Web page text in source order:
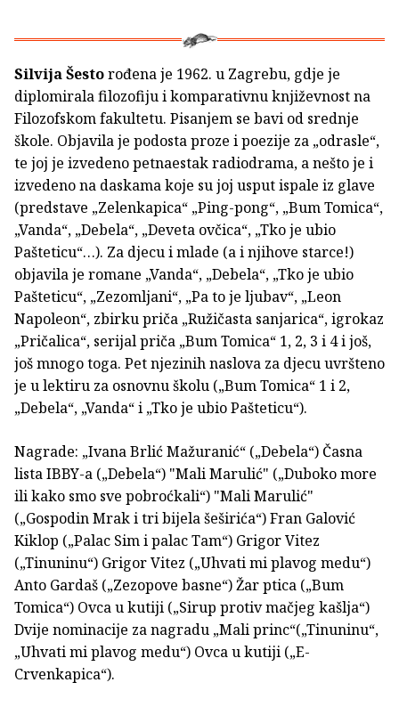
Silvija Šestorođena je 1962. u Zagrebu, gdje je
diplomirala filozofiju i komparativnu književnost na
Filozofskom fakultetu. Pisanjem se bavi od srednje
škole. Objavila je podosta proze i poezije za „odrasle“,
te joj je izvedeno petnaestak radiodrama, a nešto je i
izvedeno na daskama koje su joj usput ispale iz glave
(predstave „Zelenkapica“ „Ping-pong“, „Bum Tomica“,
„Vanda“, „Debela“, „Deveta ovčica“, „Tko je ubio
Pašteticu“…). Za djecu i mlade (a i njihove starce!)
objavila je romane „Vanda“, „Debela“, „Tko je ubio
Pašteticu“, „Zezomljani“, „Pa to je ljubav“, „Leon
Napoleon“, zbirku priča „Ružičasta sanjarica“, igrokaz
„Pričalica“, serijal priča „Bum Tomica“ 1, 2, 3 i 4 i još,
još mnogo toga. Pet njezinih naslova za djecu uvršteno
je u lektiru za osnovnu školu („Bum Tomica“ 1 i 2,
„Debela“, „Vanda“ i „Tko je ubio Pašteticu“).
Nagrade: „Ivana Brlić Mažuranić“ („Debela“) Časna
lista IBBY-a („Debela“) "Mali Marulić" („Duboko more
ili kako smo sve pobroćkali“) "Mali Marulić"
(„Gospodin Mrak i tri bijela šeširića“) Fran Galović
Kiklop („Palac Sim i palac Tam“) Grigor Vitez
(„Tinuninu“) Grigor Vitez („Uhvati mi plavog medu“)
Anto Gardaš („Zezopove basne“) Žar ptica („Bum
Tomica“) Ovca u kutiji („Sirup protiv mačjeg kašlja“)
Dvije nominacije za nagradu „Mali princ“(„Tinuninu“,
„Uhvati mi plavog medu“) Ovca u kutiji („E-
Crvenkapica“).